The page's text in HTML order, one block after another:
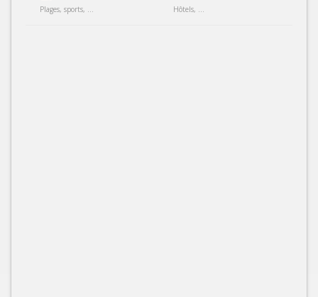
Plages, sports, ... Hôtels, ...